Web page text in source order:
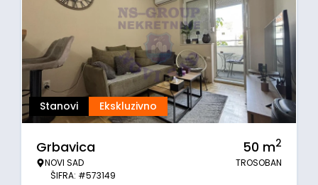
Stanovi Ekskluzivno
Grbavica
NOVI SAD
ŠIFRA: #573149
50 m2
TROSOBAN